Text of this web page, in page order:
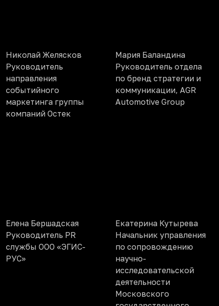
Николай Желясков
Руководитель
направления
событийного
маркетинга группы
компаний Остек
Мария Баландина
Руководитель отдела
по бренд стратегии и
коммуникации, AGR
Automotive Group
Елена Бершадская
Руководитель PR
службы ООО «ЭГИС-
РУС»
Екатерина Кутырева
Начальник управления
по сопровождению
научно-
исследовательской
деятельности
Московского